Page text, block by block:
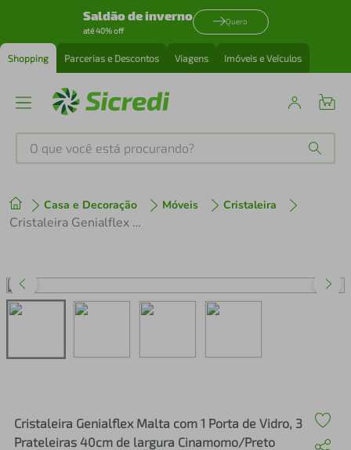
Saldão de inverno
até 40% off
Quero
Shopping Parcerias e Descontos Viagens Imóveis e Veículos
O que você está procurando?
Casa e Decoração Móveis Cristaleira
Cristaleira Genialflex Malta com 1 Porta de Vidro, 3 Prateleiras 40cm de largura Cinamomo/Preto
Cristaleira Genialflex Malta com 1 Porta de Vidro, 3
Prateleiras 40cm de largura Cinamomo/Preto
1º tenis
perfume